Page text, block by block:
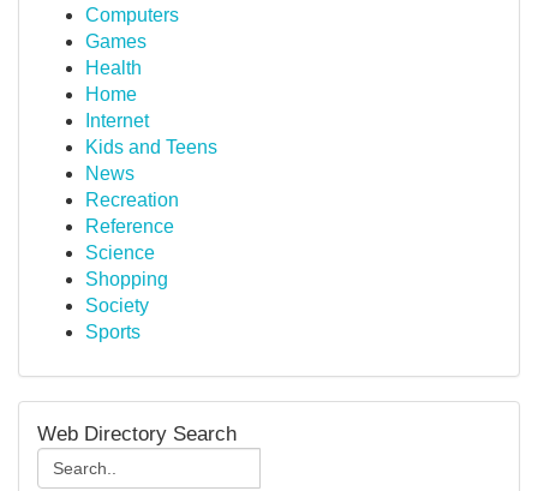
Computers
Games
Health
Home
Internet
Kids and Teens
News
Recreation
Reference
Science
Shopping
Society
Sports
Web Directory Search